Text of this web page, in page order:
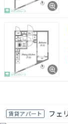
賃貸アパート フェ